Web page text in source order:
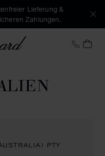
Lieferung &
Zahlungen.
+49
PTY